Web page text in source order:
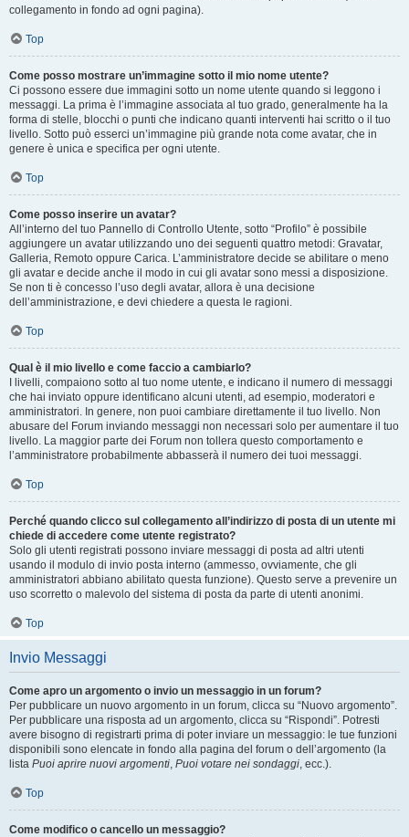
collegamento in fondo ad ogni pagina).
Top
Come posso mostrare un’immagine sotto il mio nome utente?
Ci possono essere due immagini sotto un nome utente quando si leggono i
messaggi. La prima è l’immagine associata al tuo grado, generalmente ha la
forma di stelle, blocchi o punti che indicano quanti interventi hai scritto o il tuo
livello. Sotto può esserci un’immagine più grande nota come avatar, che in
genere è unica e specifica per ogni utente.
Top
Come posso inserire un avatar?
All’interno del tuo Pannello di Controllo Utente, sotto “Profilo” è possibile
aggiungere un avatar utilizzando uno dei seguenti quattro metodi: Gravatar,
Galleria, Remoto oppure Carica. L’amministratore decide se abilitare o meno
gli avatar e decide anche il modo in cui gli avatar sono messi a disposizione.
Se non ti è concesso l’uso degli avatar, allora è una decisione
dell’amministrazione, e devi chiedere a questa le ragioni.
Top
Qual è il mio livello e come faccio a cambiarlo?
I livelli, compaiono sotto al tuo nome utente, e indicano il numero di messaggi
che hai inviato oppure identificano alcuni utenti, ad esempio, moderatori e
amministratori. In genere, non puoi cambiare direttamente il tuo livello. Non
abusare del Forum inviando messaggi non necessari solo per aumentare il tuo
livello. La maggior parte dei Forum non tollera questo comportamento e
l’amministratore probabilmente abbasserà il numero dei tuoi messaggi.
Top
Perché quando clicco sul collegamento all’indirizzo di posta di un utente mi
chiede di accedere come utente registrato?
Solo gli utenti registrati possono inviare messaggi di posta ad altri utenti
usando il modulo di invio posta interno (ammesso, ovviamente, che gli
amministratori abbiano abilitato questa funzione). Questo serve a prevenire un
uso scorretto o malevolo del sistema di posta da parte di utenti anonimi.
Top
Invio Messaggi
Come apro un argomento o invio un messaggio in un forum?
Per pubblicare un nuovo argomento in un forum, clicca su “Nuovo argomento”.
Per pubblicare una risposta ad un argomento, clicca su “Rispondi”. Potresti
avere bisogno di registrarti prima di poter inviare un messaggio: le tue funzioni
disponibili sono elencate in fondo alla pagina del forum o dell’argomento (la
lista Puoi aprire nuovi argomenti, Puoi votare nei sondaggi, ecc.).
Top
Come modifico o cancello un messaggio?